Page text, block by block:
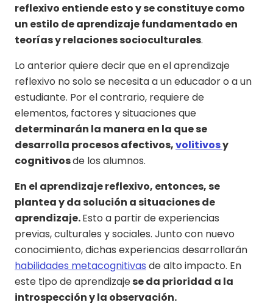
reflexivo entiende esto y se constituye como
un estilo de aprendizaje fundamentado en
teorías y relaciones socioculturales.
Lo anterior quiere decir que en el aprendizaje
reflexivo no solo se necesita a un educador o a un
estudiante. Por el contrario, requiere de
elementos, factores y situaciones que
determinarán la manera en la que se
desarrolla procesos afectivos,volitivosy
cognitivosde los alumnos.
En el aprendizaje reflexivo, entonces, se
plantea y da solución a situaciones de
aprendizaje.Esto a partir de experiencias
previas, culturales y sociales. Junto con nuevo
conocimiento, dichas experiencias desarrollarán
habilidades metacognitivas de alto impacto. En
este tipo de aprendizajese da prioridad a la
introspección y la observación.